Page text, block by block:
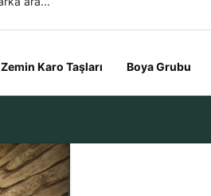
Zemin Karo Taşları Boya Grubu